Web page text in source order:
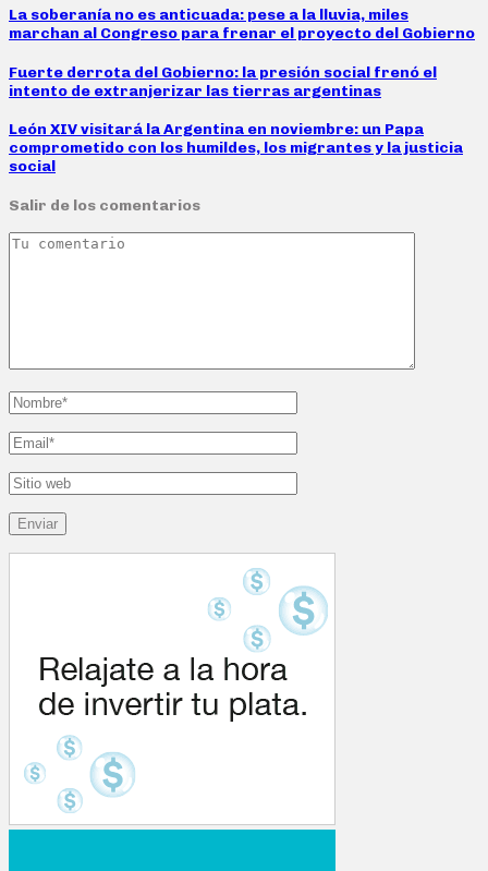
La soberanía no es anticuada: pese a la lluvia, miles
marchan al Congreso para frenar el proyecto del Gobierno
Fuerte derrota del Gobierno: la presión social frenó el
intento de extranjerizar las tierras argentinas
León XIV visitará la Argentina en noviembre: un Papa
comprometido con los humildes, los migrantes y la justicia
social
Salir de los comentarios